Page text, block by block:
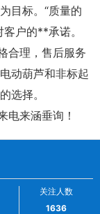
目标。“质量的
户的**承诺。
合理，售后服务
动葫芦和非标起
选择。
电来涵垂询！
关注人数
1636